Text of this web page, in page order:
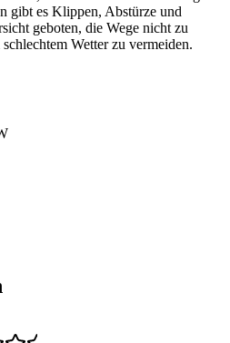
gibt es Klippen, Abstürze und
geboten, die Wege nicht zu
Wetter zu vermeiden.